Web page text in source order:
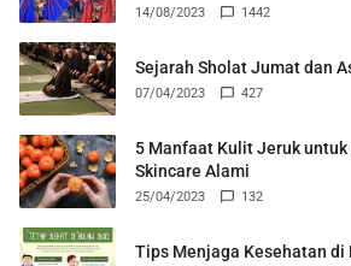
14/08/2023 1442
Sejarah Sholat Jumat dan
07/04/2023 427
5 Manfaat Kulit Jeruk
Skincare Alami
25/04/2023 132
Tips Menjaga Kesehatan di